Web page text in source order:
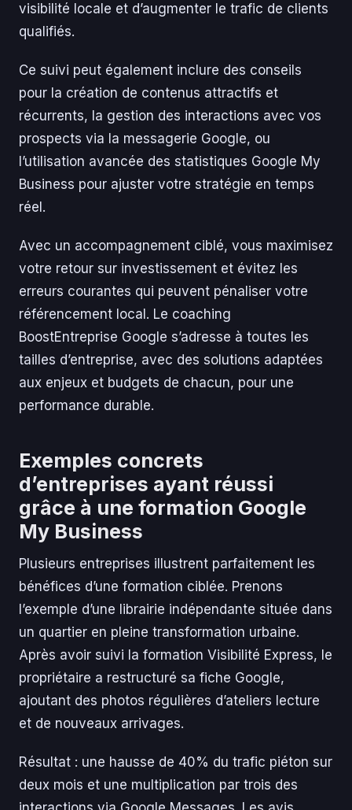
visibilité locale et d’augmenter le trafic de clients
qualifiés.
Ce suivi peut également inclure des conseils
pour la création de contenus attractifs et
récurrents, la gestion des interactions avec vos
prospects via la messagerie Google, ou
l’utilisation avancée des statistiques Google My
Business pour ajuster votre stratégie en temps
réel.
Avec un accompagnement ciblé, vous maximisez
votre retour sur investissement et évitez les
erreurs courantes qui peuvent pénaliser votre
référencement local. Le coaching
BoostEntreprise Google s’adresse à toutes les
tailles d’entreprise, avec des solutions adaptées
aux enjeux et budgets de chacun, pour une
performance durable.
Exemples concrets
d’entreprises ayant réussi
grâce à une formation Google
My Business
Plusieurs entreprises illustrent parfaitement les
bénéfices d’une formation ciblée. Prenons
l’exemple d’une librairie indépendante située dans
un quartier en pleine transformation urbaine.
Après avoir suivi la formation Visibilité Express, le
propriétaire a restructuré sa fiche Google,
ajoutant des photos régulières d’ateliers lecture
et de nouveaux arrivages.
Résultat : une hausse de 40% du trafic piéton sur
deux mois et une multiplication par trois des